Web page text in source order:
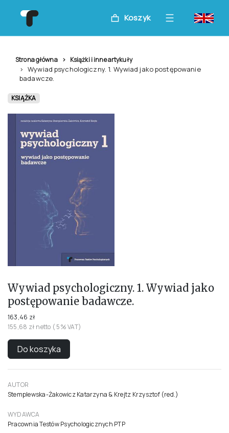
Koszyk
Strona główna Książki i inne artykuły
Wywiad psychologiczny. 1. Wywiad jako postępowanie
badawcze.
KSIĄŻKA
Wywiad psychologiczny. 1. Wywiad jako
postępowanie badawcze.
163,46 zł
155,68 zł netto ( 5% VAT)
Do koszyka
AUTOR
Stemplewska-Żakowicz Katarzyna & Krejtz Krzysztof (red.)
WYDAWCA
Pracownia Testów Psychologicznych PTP